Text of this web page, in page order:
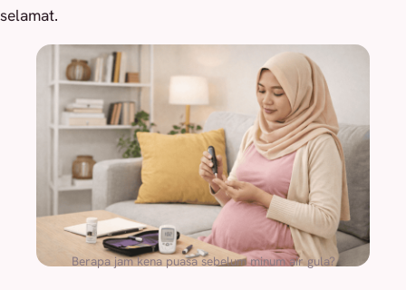
selamat.
Berapa jam kena puasa sebelum minum air gula?